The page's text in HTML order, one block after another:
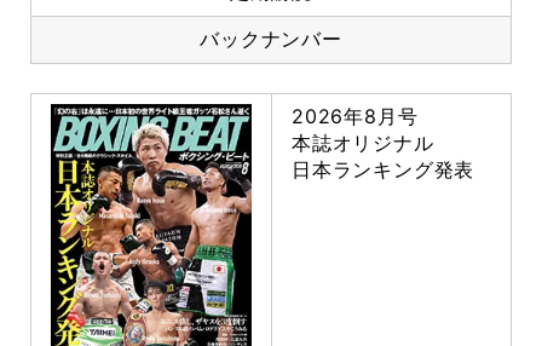
バックナンバー
2026年8月号
本誌オリジナル
日本ランキング発表